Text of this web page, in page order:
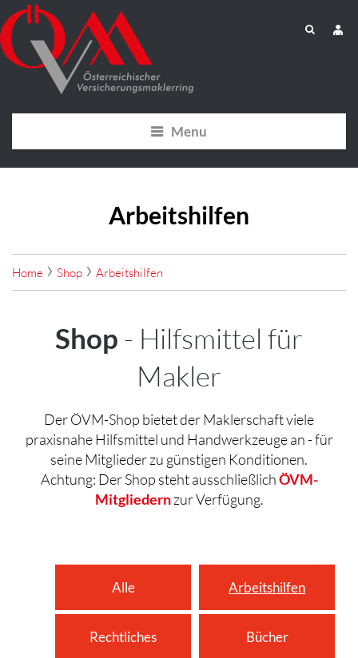
Menu
Arbeitshilfen
Home Shop Arbeitshilfen
Shop - Hilfsmittel für
Makler
Der ÖVM-Shop bietet der Maklerschaft viele
praxisnahe Hilfsmittel und Handwerkzeuge an - für
seine Mitglieder zu günstigen Konditionen.
Achtung: Der Shop steht ausschließlichÖVM-
Mitgliedern zur Verfügung.
Alle Arbeitshilfen
Rechtliches Bücher